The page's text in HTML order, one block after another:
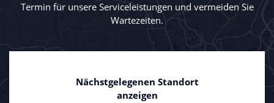
Termin für unsere Serviceleistungen und vermeiden Sie
Wartezeiten.
Nächstgelegenen Standort
anzeigen